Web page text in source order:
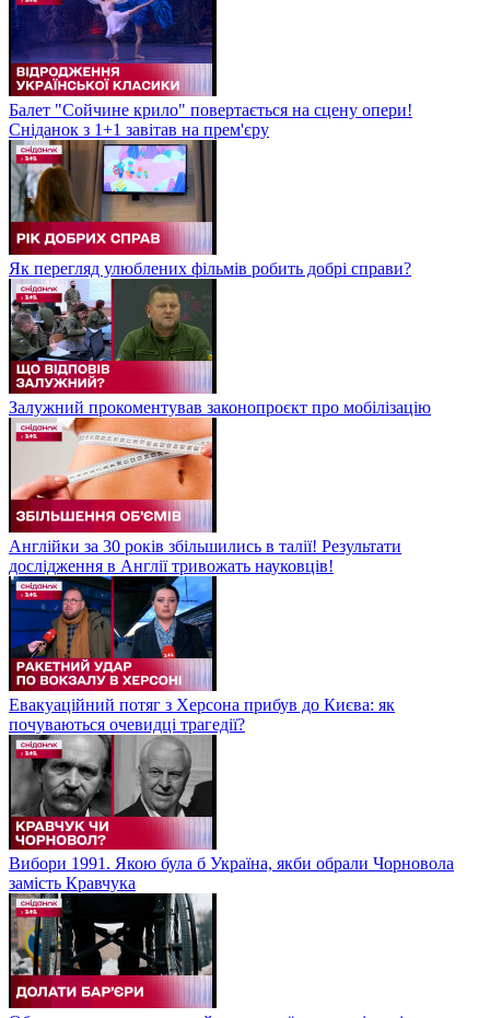
Балет "Сойчине крило" повертається на сцену опери!
Сніданок з 1+1 завітав на прем'єру
Як перегляд улюблених фільмів робить добрі справи?
Залужний прокоментував законопроєкт про мобілізацію
Англійки за 30 років збільшились в талії! Результати
дослідження в Англії тривожать науковців!
Евакуаційний потяг з Херсона прибув до Києва: як
почуваються очевидці трагедії?
Вибори 1991. Якою була б Україна, якби обрали Чорновола
замість Кравчука